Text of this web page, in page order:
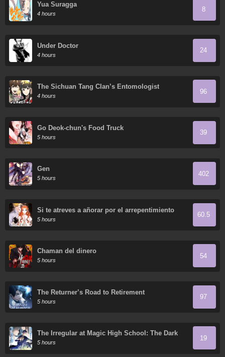
Yua Suragga
4 hours
8
Under Doctor
4 hours
24
The Sichuan Tang Clan’s Entomologist
4 hours
96
Go Deok-chun's Food Truck
5 hours
39
Gen
5 hours
402
Si te atreves a añorar por el arrepentimiento
5 hours
60.5
Chaman del dinero
5 hours
54
The Returner’s Road to Retirement
5 hours
97
The Irregular at Magic High School: The Dark
Flashes in the Night's Veil
5 hours
19